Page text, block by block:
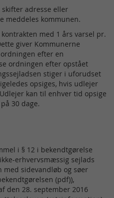
adresse eller
meddeles kommunen.
med 1 års varsel pr.
giver Kommunerne
efter en
ordningen efter opstået
stiger i uforudset
opsiges, hvis udlejer
kan til enhver tid opsige
30 dage.
i § 12 i bekendtgørelse
erhvervsmæssig sejlads
sidevandløb og søer
(pdf)),
den 28. september 2016